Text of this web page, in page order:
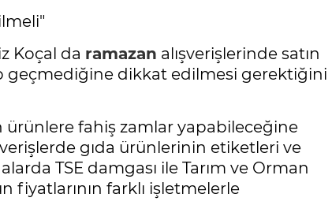
Koçal da ramazan alışverişlerinde satın
geçmediğine dikkat edilmesi gerektiğini
ürünlere fahiş zamlar yapabileceğine
gıda ürünlerinin etiketleri ve
TSE damgası ile Tarım ve Orman
fiyatlarının farklı işletmelerle